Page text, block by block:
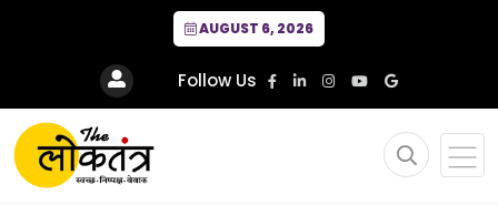
AUGUST 6, 2026
Follow Us